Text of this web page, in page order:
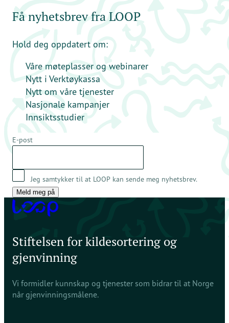
Få nyhetsbrev fra LOOP
Hold deg oppdatert om:
Våre møteplasser og webinarer
Nytt i Verktøykassa
Nytt om våre tjenester
Nasjonale kampanjer
Innsiktsstudier
E-post
Jeg samtykker til at LOOP kan sende meg nyhetsbrev.
Meld meg på
Stiftelsen for kildesortering og
gjenvinning
Vi formidler kunnskap og tjenester som bidrar til at Norge
når gjenvinningsmålene.